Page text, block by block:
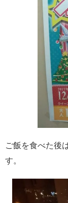
ご飯を食べた後
す。